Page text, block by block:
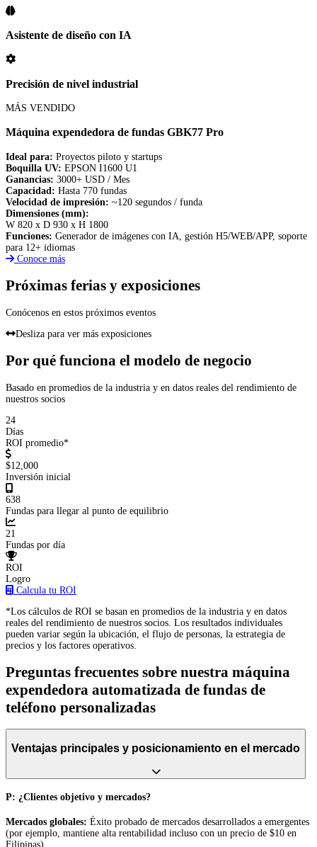
Asistente de diseño con IA
Precisión de nivel industrial
MÁS VENDIDO
Máquina expendedora de fundas GBK77 Pro
Ideal para: Proyectos piloto y startups
Boquilla UV: EPSON I1600 U1
Ganancias: 3000+ USD / Mes
Capacidad: Hasta 770 fundas
Velocidad de impresión: ~120 segundos / funda
Dimensiones (mm):
W 820 x D 930 x H 1800
Funciones: Generador de imágenes con IA, gestión H5/WEB/APP, soporte
para 12+ idiomas
Conoce más
Próximas ferias y exposiciones
Conócenos en estos próximos eventos
Desliza para ver más exposiciones
Por qué funciona el modelo de negocio
Basado en promedios de la industria y en datos reales del rendimiento de
nuestros socios
24
Días
ROI promedio*
$12,000
Inversión inicial
638
Fundas para llegar al punto de equilibrio
21
Fundas por día
ROI
Logro
Calcula tu ROI
*Los cálculos de ROI se basan en promedios de la industria y en datos
reales del rendimiento de nuestros socios. Los resultados individuales
pueden variar según la ubicación, el flujo de personas, la estrategia de
precios y los factores operativos.
Preguntas frecuentes sobre nuestra máquina
expendedora automatizada de fundas de
teléfono personalizadas
Ventajas principales y posicionamiento en el mercado
P: ¿Clientes objetivo y mercados?
Mercados globales: Éxito probado de mercados desarrollados a emergentes
(por ejemplo, mantiene alta rentabilidad incluso con un precio de $10 en
Filipinas).